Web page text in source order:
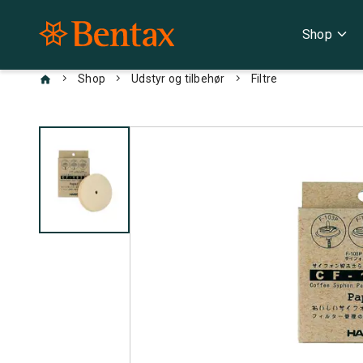
Shop expand_more
chevron_right Shop chevron_right Udstyr og tilbehør chevron_right Filtre